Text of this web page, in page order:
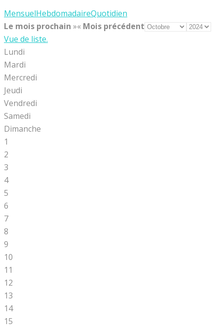
MensuelHebdomadaireQuotidien
Le mois prochain »« Mois précédent
Vue de liste.
Lundi
Mardi
Mercredi
Jeudi
Vendredi
Samedi
Dimanche
1
2
3
4
5
6
7
8
9
10
11
12
13
14
15